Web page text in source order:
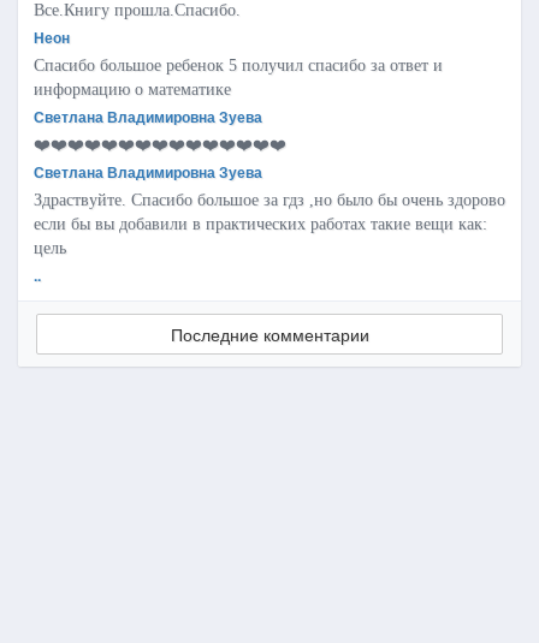
Все.Книгу прошла.Спасибо.
Неон
Спасибо большое ребенок 5 получил спасибо за ответ и
информацию о математике
Светлана Владимировна Зуева
❤️❤️❤️❤️❤️❤️❤️❤️❤️❤️❤️❤️❤️❤️❤️
Светлана Владимировна Зуева
Здраствуйте. Спасибо большое за гдз ,но было бы очень здорово
если бы вы добавили в практических работах такие вещи как:
цель
..
Последние комментарии